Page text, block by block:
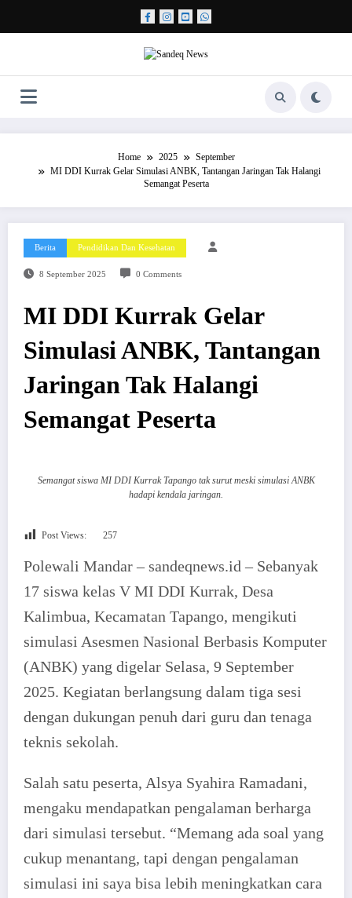
content
Home 2025
September
MI DDI Kurrak Gelar Simulasi ANBK, Tantangan Jaringan Tak Halangi
Semangat Peserta
Berita Pendidikan Dan Kesehatan
8 September 2025 0 Comments
MI DDI Kurrak Gelar
Simulasi ANBK, Tantangan
Jaringan Tak Halangi
Semangat Peserta
Semangat siswa MI DDI Kurrak Tapango tak surut meski simulasi ANBK
hadapi kendala jaringan.
Post Views: 257
Polewali Mandar – sandeqnews.id – Sebanyak
17 siswa kelas V MI DDI Kurrak, Desa
Kalimbua, Kecamatan Tapango, mengikuti
simulasi Asesmen Nasional Berbasis Komputer
(ANBK) yang digelar Selasa, 9 September
2025. Kegiatan berlangsung dalam tiga sesi
dengan dukungan penuh dari guru dan tenaga
teknis sekolah.
Salah satu peserta, Alsya Syahira Ramadani,
mengaku mendapatkan pengalaman berharga
dari simulasi tersebut. “Memang ada soal yang
cukup menantang, tapi dengan pengalaman
simulasi ini saya bisa lebih meningkatkan cara